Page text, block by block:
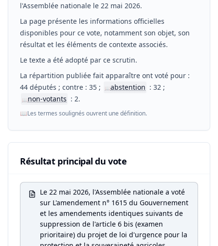
l'Assemblée nationale le 22 mai 2026.
La page présente les informations officielles
disponibles pour ce vote, notamment son objet, son
résultat et les éléments de contexte associés.
Le texte a été adopté par ce scrutin.
La répartition publiée fait apparaître ont voté pour :
44 députés ; contre : 35 ;
📖abstention : 32 ;
📖non-votants : 2.
📖Les termes soulignés ouvrent une définition.
Résultat principal du vote
Le 22 mai 2026, l'Assemblée nationale a voté
sur L'amendement n° 1615 du Gouvernement
et les amendements identiques suivants de
suppression de l'article 6 bis (examen
prioritaire) du projet de loi d'urgence pour la